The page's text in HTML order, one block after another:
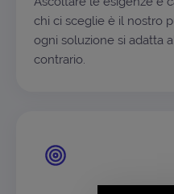
chi ci sceglie è il nostro
ogni soluzione si adatta
contrario.